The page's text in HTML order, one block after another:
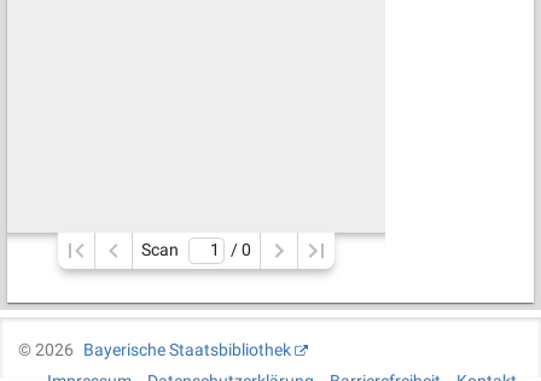
Scan / 0
©2026
Bayerische Staatsbibliothek